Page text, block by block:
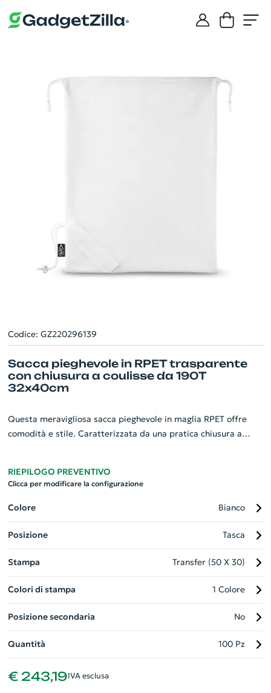
Codice: GZ220296139
Sacca pieghevole in RPET trasparente
con chiusura a coulisse da 190T
32x40cm
Questa meravigliosa sacca pieghevole in maglia RPET offre
comodità e stile. Caratterizzata da una pratica chiusura a
di lunga durata. Il plus? Un taschino incorporato in RPET 190T,
Personalizzabile con il logo della tua azienda, questa sacca è
l'ideale per promuovere il tuo business in maniera eco-
sostenibile.
RIEPILOGO PREVENTIVO
Clicca per modificare la configurazione
Colore Bianco
Posizione Tasca
Stampa Transfer (50 X 30)
Colori di stampa 1 Colore
Posizione secondaria No
Quantità 100 Pz
€ 243,19IVA esclusa